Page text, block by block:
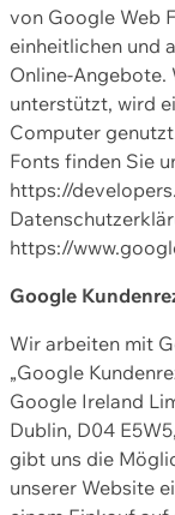
von Google Web
einheitlichen und
Online-Angebote.
unterstützt, wird
Computer
Fonts finden Sie
https://
https://
Google
Wir arbeiten mit
„Google
Google Ireland
Dublin, D04
gibt uns die
unserer Website